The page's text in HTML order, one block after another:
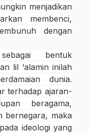
menjadikan
membenci,
dengan
bentuk
lil ‘alamin inilah
dunia.
terhadap ajaran-
beragama,
bernegara, maka
ideologi yang